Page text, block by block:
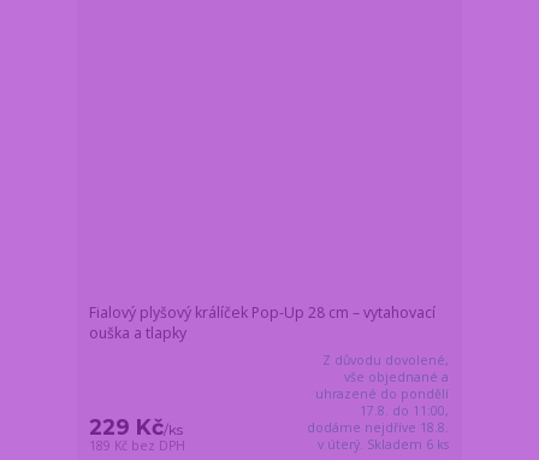
Fialový plyšový králíček Pop-Up 28 cm – vytahovací
ouška a tlapky
229 Kč/ks
189 Kč bez DPH
Z důvodu dovolené,
vše objednané a
uhrazené do pondělí
17.8. do 11:00,
dodáme nejdříve 18.8.
v úterý. Skladem 6 ks